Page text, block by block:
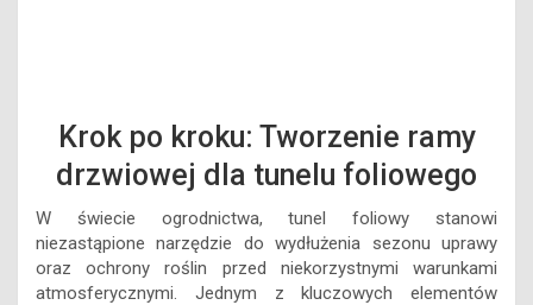
Krok po kroku: Tworzenie ramy
drzwiowej dla tunelu foliowego
W świecie ogrodnictwa, tunel foliowy stanowi
niezastąpione narzędzie do wydłużenia sezonu uprawy
oraz ochrony roślin przed niekorzystnymi warunkami
atmosferycznymi. Jednym z kluczowych elementów